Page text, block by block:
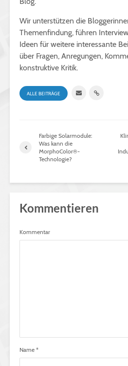
Wir unterstützen die
Themenfindung, führen
Ideen für weitere interessante
über Fragen, Anregungen,
konstruktive Kritik.
ALLE BEITRÄGE
Farbige Solarmodule:
Was kann die
MorphoColor®-
Technologie?
Kommentieren
Kommentar
Name *